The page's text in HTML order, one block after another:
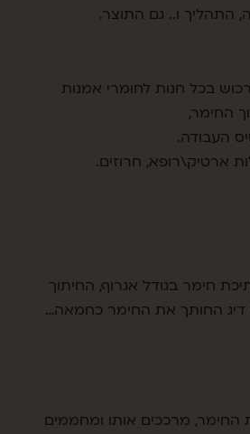
התהליך ו.. גם התוצר.
בכל חנות לחומרי אמנות
החימר,
העבודה.
ארטיק\רופא, חרוזים.
חימר בגודל אגרוף, החיתוך
דיג החותך את החימר כחמאה…
החימר, מרככים אותו ומחממים